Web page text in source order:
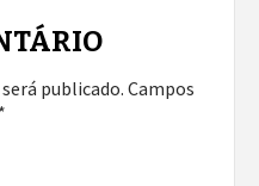
publicado. Campos
*